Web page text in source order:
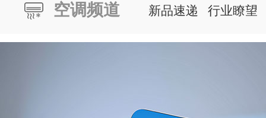
空调频道 新品速递 行业瞭望